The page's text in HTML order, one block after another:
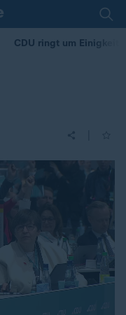
CDU ringt um Einigkeit